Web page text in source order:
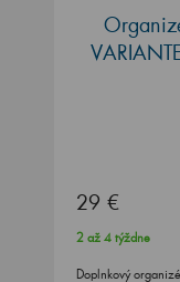
29 €
2 až 4 týždne
Doplnkový